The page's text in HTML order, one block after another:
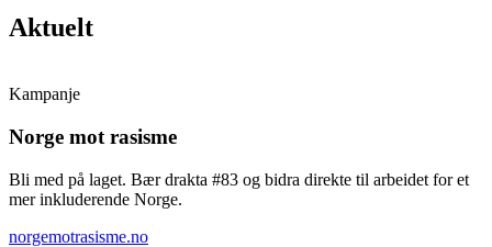
Aktuelt
Kampanje
Norge mot rasisme
Bli med på laget. Bær drakta #83 og bidra direkte til arbeidet for et
mer inkluderende Norge.
norgemotrasisme.no